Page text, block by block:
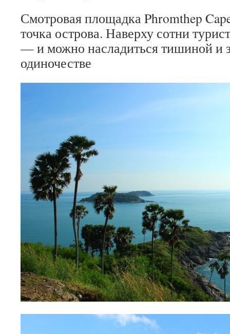
Смотровая площадка Phromthep
точка острова. Наверху сотни
— и можно насладиться тишиной и
одиночестве